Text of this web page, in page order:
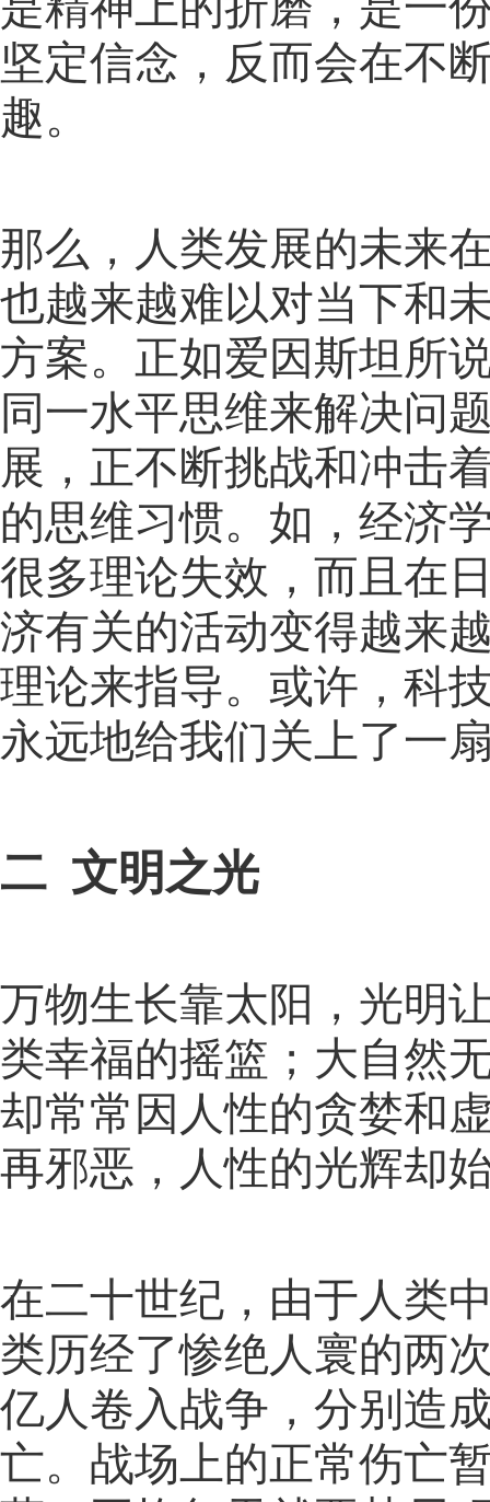
坚定信念，反而会在不
趣。
那么，人类发展的未来
也越来越难以对当下和
方案。正如爱因斯坦所
同一水平思维来解决问
展，正不断挑战和冲击
的思维习惯。如，经济
很多理论失效，而且在
济有关的活动变得越来
理论来指导。或许，科
永远地给我们关上了一
二 文明之光
万物生长靠太阳，光明
类幸福的摇篮；大自然
却常常因人性的贪婪和
再邪恶，人性的光辉却
在二十世纪，由于人类
类历经了惨绝人寰的两
亿人卷入战争，分别造
亡。战场上的正常伤亡